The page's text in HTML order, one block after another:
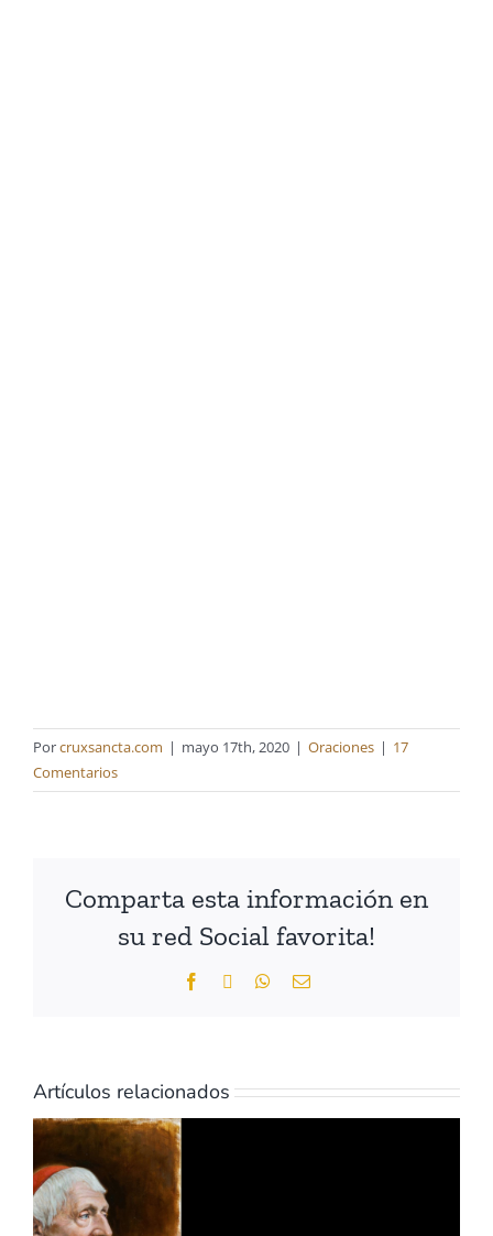
Porcruxsancta.com | mayo 17th, 2020 | Oraciones | 17
Comentarios
Comparta esta información en
su red Social favorita!
FacebookWhatsApp
Correo
Artículos relacionados